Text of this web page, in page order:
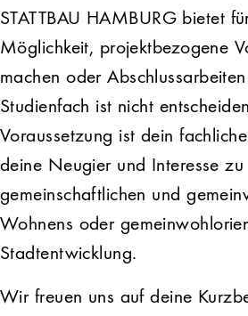
STATTBAU HAMBURG bietet
Möglichkeit, projektbezogene
machen oder
Studienfach ist nicht
Voraussetzung ist dein
deine Neugier und Interesse zu
gemeinschaftlichen und
Wohnens oder
Stadtentwicklung.
Wir freuen uns auf deine